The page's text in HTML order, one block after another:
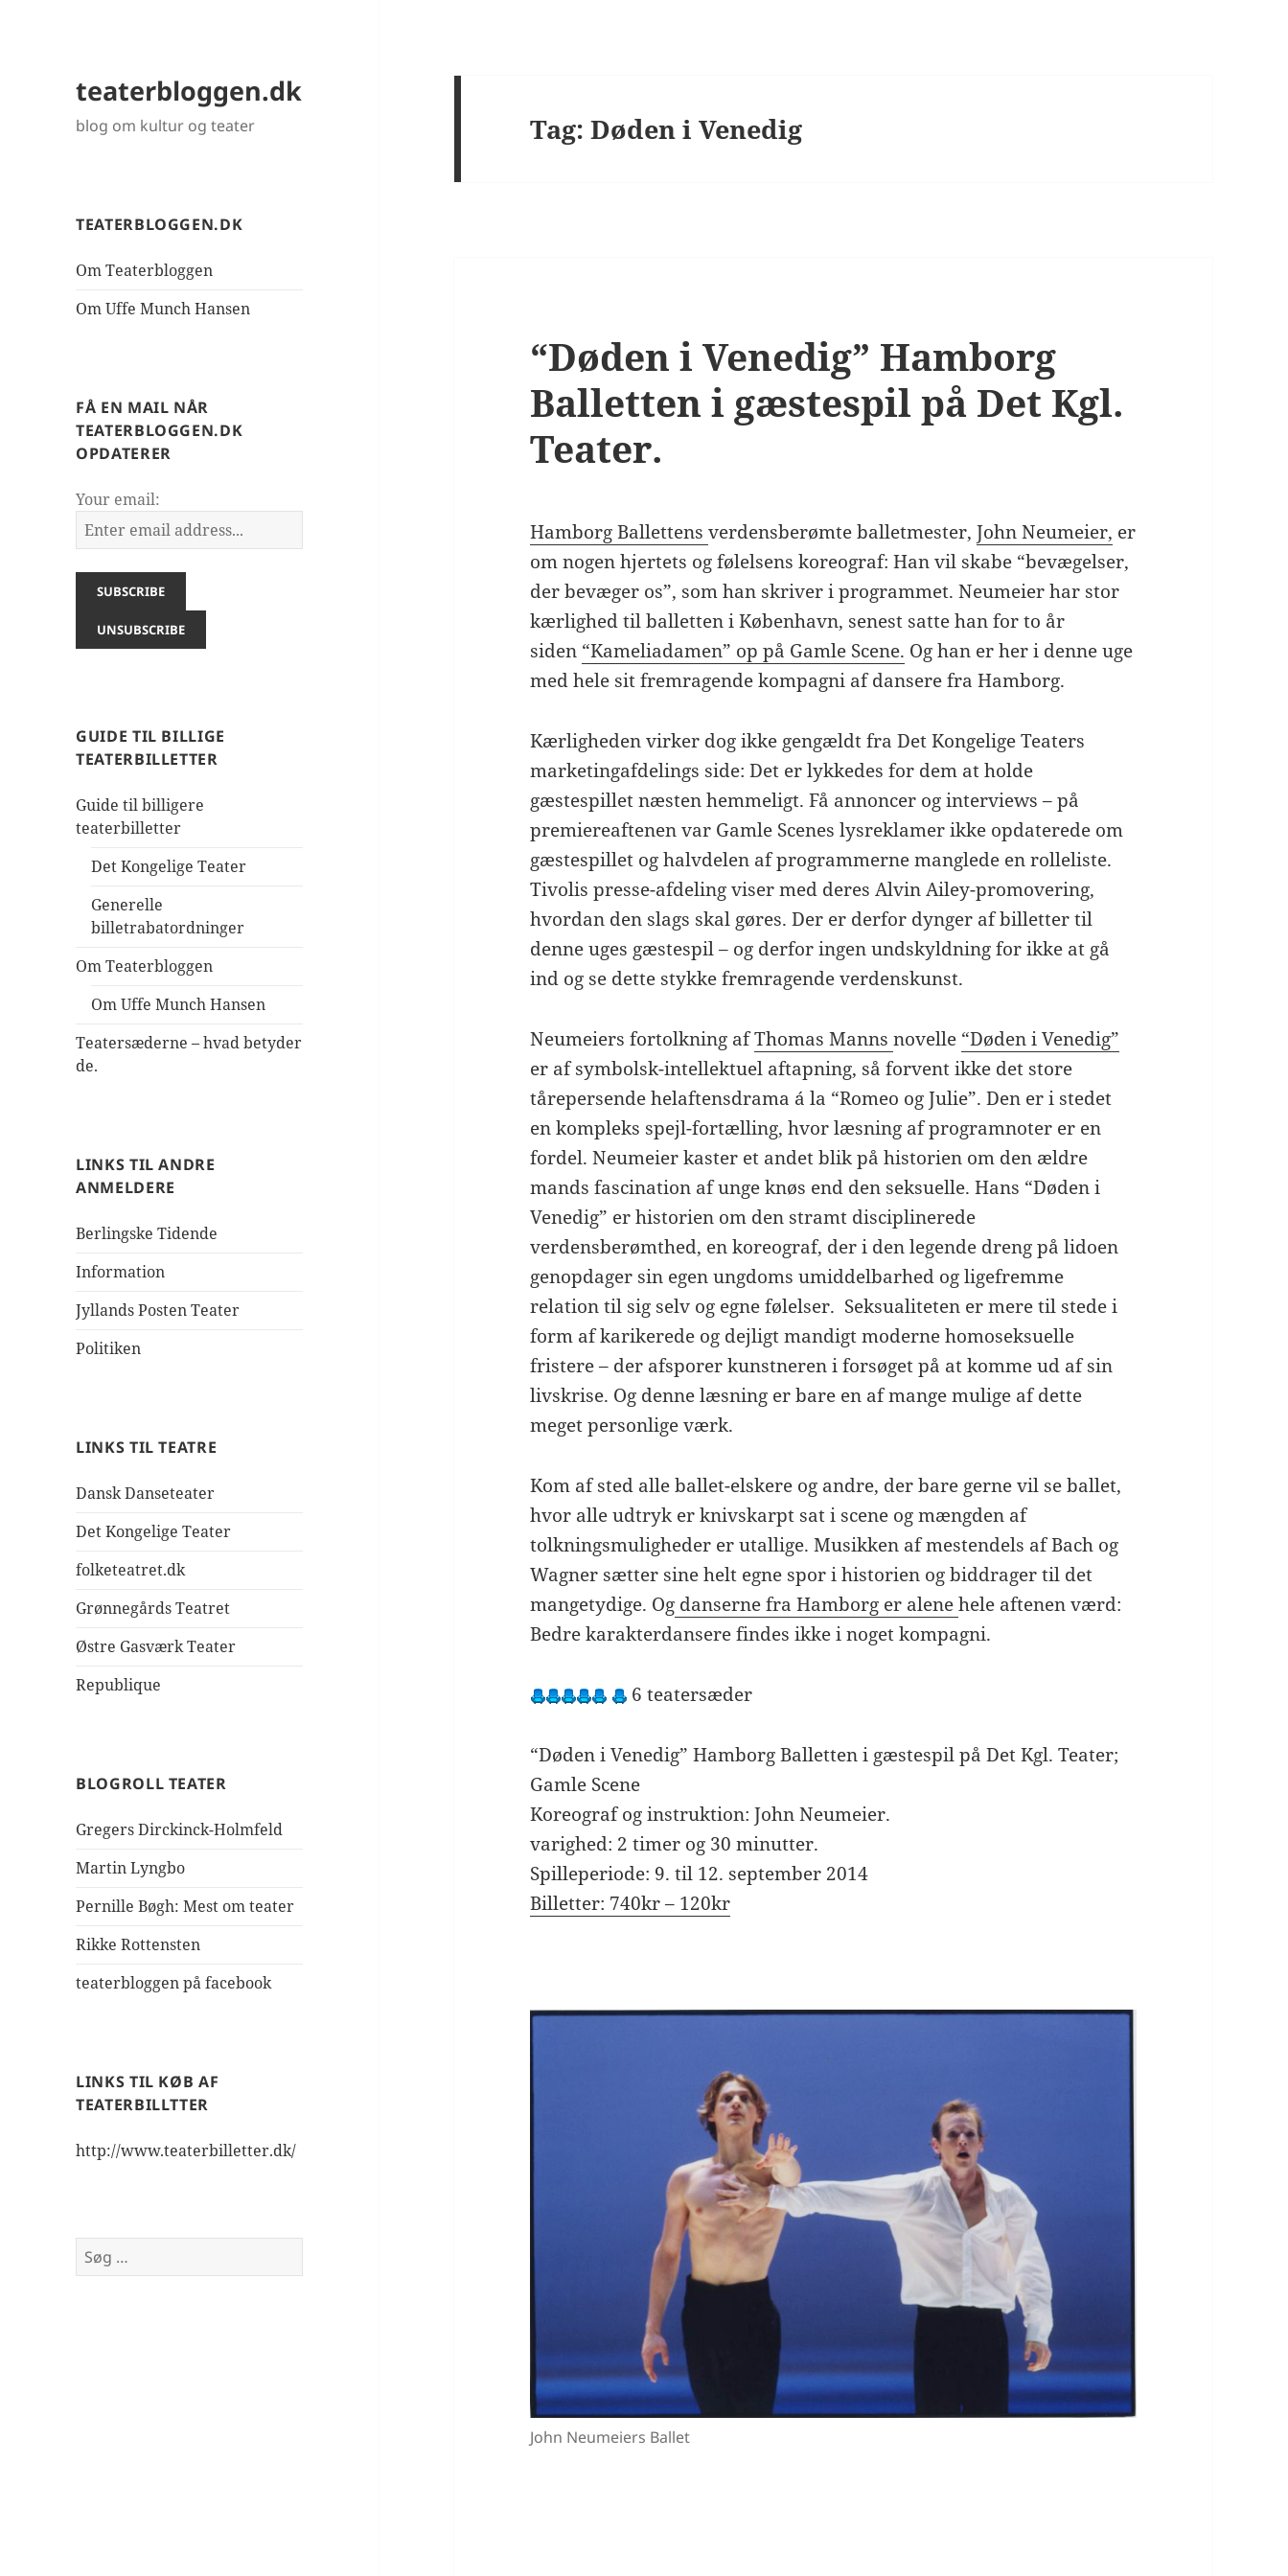
teaterbloggen.dk
blog om kultur og teater
TEATERBLOGGEN.DK
Om Teaterbloggen
Om Uffe Munch Hansen
FÅ EN MAIL NÅR
TEATERBLOGGEN.DK
OPDATERER
Your email:
GUIDE TIL BILLIGE
TEATERBILLETTER
Guide til billigere
teaterbilletter
Det Kongelige Teater
Generelle
billetrabatordninger
Om Teaterbloggen
Om Uffe Munch Hansen
Teatersæderne – hvad betyder
de.
LINKS TIL ANDRE
ANMELDERE
Berlingske Tidende
Information
Jyllands Posten Teater
Politiken
LINKS TIL TEATRE
Dansk Danseteater
Det Kongelige Teater
folketeatret.dk
Grønnegårds Teatret
Østre Gasværk Teater
Republique
BLOGROLL TEATER
Gregers Dirckinck-Holmfeld
Martin Lyngbo
Pernille Bøgh: Mest om teater
Rikke Rottensten
teaterbloggen på facebook
LINKS TIL KØB AF
TEATERBILLTTER
http://www.teaterbilletter.dk/
Søg
efter:
Tag:Døden i Venedig
“Døden i Venedig” Hamborg
Balletten i gæstespil på Det Kgl.
Teater.
Hamborg Ballettensverdensberømte balletmester,John Neumeier, er
om nogen hjertets og følelsens koreograf: Han vil skabe “bevægelser,
der bevæger os”, som han skriver i programmet. Neumeier har stor
kærlighed til balletten i København, senest satte han for to år
siden “Kameliadamen” op på Gamle Scene. Og han er her i denne uge
med hele sit fremragende kompagni af dansere fra Hamborg.
Kærligheden virker dog ikke gengældt fra Det Kongelige Teaters
marketingafdelings side: Det er lykkedes for dem at holde
gæstespillet næsten hemmeligt. Få annoncer og interviews – på
premiereaftenen var Gamle Scenes lysreklamer ikke opdaterede om
gæstespillet og halvdelen af programmerne manglede en rolleliste.
Tivolis presse-afdeling viser med deres Alvin Ailey-promovering,
hvordan den slags skal gøres. Der er derfor dynger af billetter til
denne uges gæstespil – og derfor ingen undskyldning for ikke at gå
ind og se dette stykke fremragende verdenskunst.
Neumeiers fortolkning afThomas Mannsnovelle “Døden i Venedig”
er af symbolsk-intellektuel aftapning, så forvent ikke det store
tårepersende helaftensdrama á la “Romeo og Julie”. Den er i stedet
en kompleks spejl-fortælling, hvor læsning af programnoter er en
fordel. Neumeier kaster et andet blik på historien om den ældre
mands fascination af unge knøs end den seksuelle. Hans “Døden i
Venedig” er historien om den stramt disciplinerede
verdensberømthed, en koreograf, der i den legende dreng på lidoen
genopdager sin egen ungdoms umiddelbarhed og ligefremme
relation til sig selv og egne følelser. Seksualiteten er mere til stede i
form af karikerede og dejligt mandigt moderne homoseksuelle
fristere – der afsporer kunstneren i forsøget på at komme ud af sin
livskrise. Og denne læsning er bare en af mange mulige af dette
meget personlige værk.
Kom af sted alle ballet-elskere og andre, der bare gerne vil se ballet,
hvor alle udtryk er knivskarpt sat i scene og mængden af
tolkningsmuligheder er utallige. Musikken af mestendels af Bach og
Wagner sætter sine helt egne spor i historien og biddrager til det
mangetydige. Og danserne fra Hamborg er alenehele aftenen værd:
Bedre karakterdansere findes ikke i noget kompagni.
6 teatersæder
“Døden i Venedig” Hamborg Balletten i gæstespil på Det Kgl. Teater;
Gamle Scene
Koreograf og instruktion: John Neumeier.
varighed: 2 timer og 30 minutter.
Spilleperiode: 9. til 12. september 2014
Billetter: 740kr – 120kr
John Neumeiers Ballet